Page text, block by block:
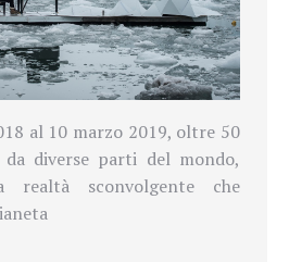
al 10 marzo 2019, oltre 50
diverse parti del mondo,
realtà sconvolgente che